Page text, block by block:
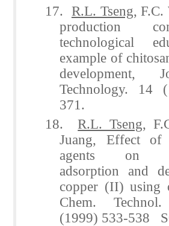
17. R.L. Tseng, F.C.
production
technological
example of
development,
Technology. 14
371.
18.R.L. Tseng,
Juang, Effect of
agents on
adsorption and
copper (II) using
Chem.
(1999) 533-538